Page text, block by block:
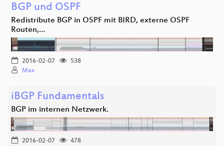
BGP und OSPF
Redistribute BGP in OSPF mit BIRD, externe OSPF
Routen,…
2016-02-07
538
Max
iBGP Fundamentals
BGP im internen Netzwerk.
2016-02-07
478